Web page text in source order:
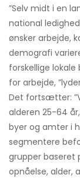
”Selv midt i en
national
ønsker arbejde,
demografi
forskellige
for arbejde,
Det fortsætter:
alderen 25-64
byer og amter i
segmentere
grupper baseret
opnåelse, alder,